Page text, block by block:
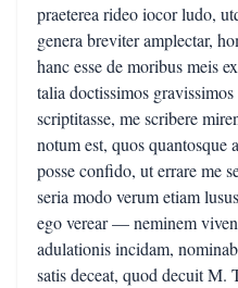
praeterea rideo iocor ludo,
genera breviter amplectar,
hanc esse de moribus meis
talia doctissimos
scriptitasse, me scribere
notum est, quos quantosque
posse confido, ut errare me
seria modo verum etiam
ego verear — neminem
adulationis incidam,
satis deceat, quod decuit